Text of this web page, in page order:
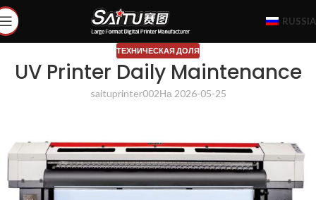
ТЕХНИЧЕСКАЯ ДОЛЯ
UV Printer Daily Maintenance
saituprinter002На 2026-05-25